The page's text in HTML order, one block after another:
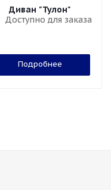
Диван "Тулон"
Доступно для заказа
Подробнее